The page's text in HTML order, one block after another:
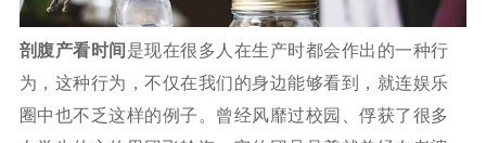
剖腹产看时间 是现在很多人在生产时都会作出的一种行
为，这种行为，不仅在我们的身边能够看到，就连娱乐
圈中也不乏这样的例子。曾经风靡过校园、俘获了很多